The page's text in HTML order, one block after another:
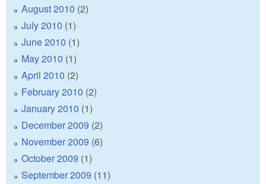
August 2010 (2)
July 2010 (1)
June 2010 (1)
May 2010 (1)
April 2010 (2)
February 2010 (2)
January 2010 (1)
December 2009 (2)
November 2009 (6)
October 2009 (1)
September 2009 (11)